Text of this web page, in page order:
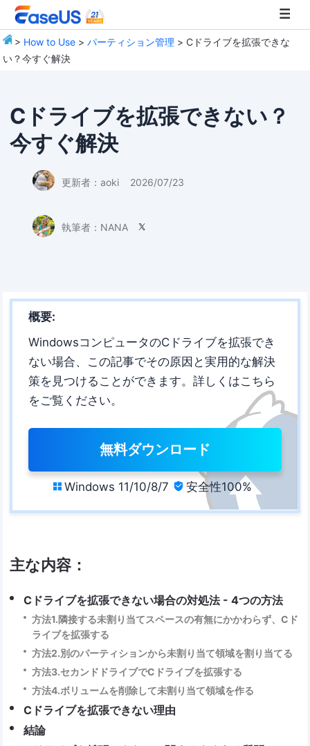
> How to Use >パーティション管理 > Cドライブを拡張できな
い？今すぐ解決
Cドライブを拡張できない？
今すぐ解決
更新者： aoki 2026/07/23
執筆者： NANA 
概要:
WindowsコンピュータのCドライブを拡張でき
ない場合、この記事でその原因と実用的な解決
策を見つけることができます。詳しくはこちら
をご覧ください。
無料ダウンロード
 Windows 11/10/8/7  安全性100%
主な内容：
Cドライブを拡張できない場合の対処法 - 4つの方法
方法1.隣接する未割り当てスペースの有無にかかわらず、Cド
ライブを拡張する
方法2.別のパーティションから未割り当て領域を割り当てる
方法3.セカンドドライブでCドライブを拡張する
方法4.ボリュームを削除して未割り当て領域を作る
Cドライブを拡張できない理由
結論